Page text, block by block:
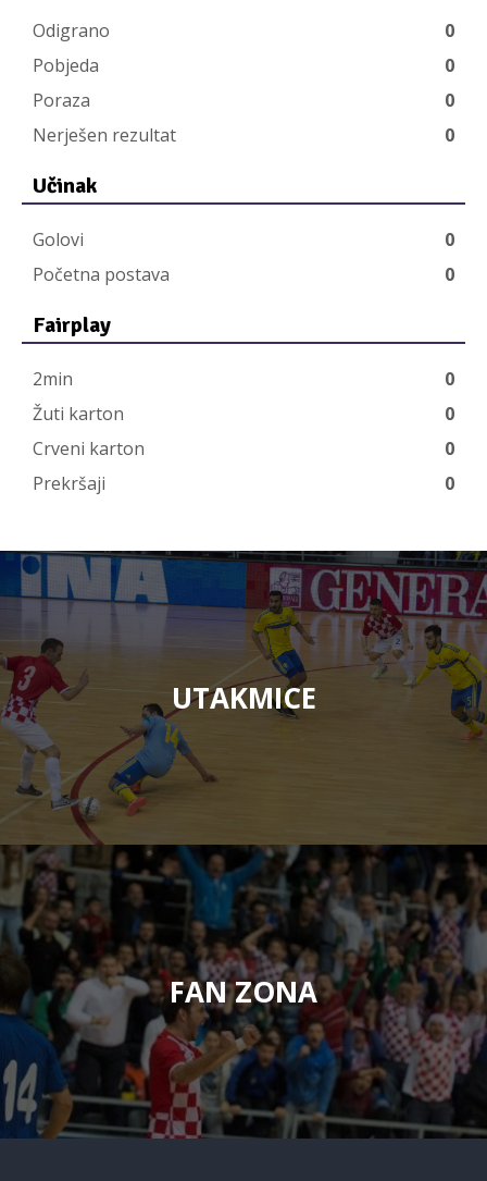
Odigrano
0
Pobjeda
0
Poraza
0
Nerješen rezultat
0
Učinak
Golovi
0
Početna postava
0
Fairplay
2min
0
Žuti karton
0
Crveni karton
0
Prekršaji
0
UTAKMICE
FAN ZONA